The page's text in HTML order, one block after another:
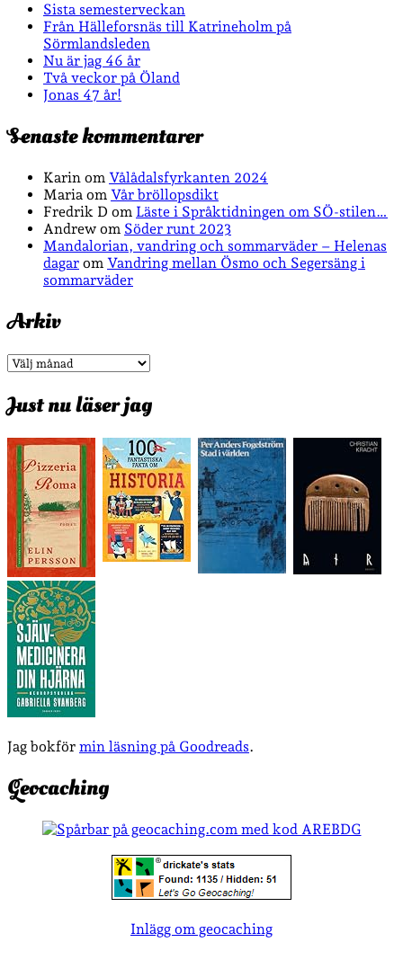
Sista semesterveckan
Från Hälleforsnäs till Katrineholm på
Sörmlandsleden
Nu är jag 46 år
Två veckor på Öland
Jonas 47 år!
Senaste kommentarer
Karin om Vålådalsfyrkanten 2024
Maria om Vår bröllopsdikt
Fredrik D om Läste i Språktidningen om SÖ-stilen…
Andrew om Söder runt 2023
Mandalorian, vandring och sommarväder – Helenas
dagar om Vandring mellan Ösmo och Segersäng i
sommarväder
Arkiv
Arkiv
Just nu läser jag
Jag bokför min läsning på Goodreads.
Geocaching
Inlägg om geocaching